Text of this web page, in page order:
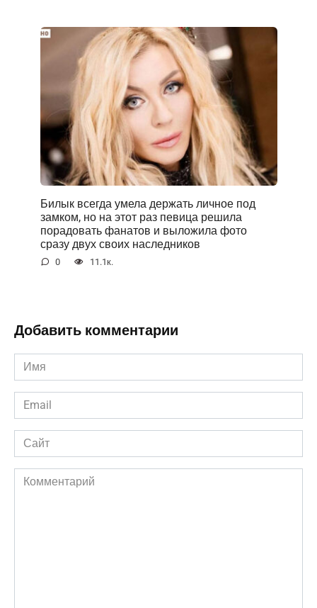
Билык всегда умела держать личное под
замком, но на этот раз певица решила
порадовать фанатов и выложила фото
сразу двух своих наследников
0 11.1к.
Добавить комментарии
Имя
*
Email
*
Сайт
Комментарий